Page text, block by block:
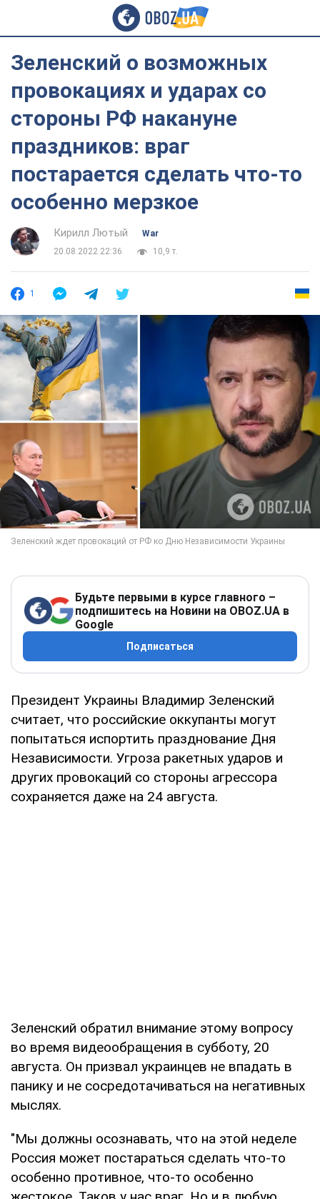
Зеленский о возможных
провокациях и ударах со
стороны РФ накануне
праздников: враг
постарается сделать что-то
особенно мерзкое
Кирилл Лютый
War
20.08.2022 22:36
10,9 т.
1
Будьте первыми в курсе главного –
подпишитесь на Новини на OBOZ.UA в
Google
Подписаться
Президент Украины Владимир Зеленский
считает, что российские оккупанты могут
попытаться испортить празднование Дня
Независимости. Угроза ракетных ударов и
других провокаций со стороны агрессора
сохраняется даже на 24 августа.
Зеленский обратил внимание этому вопросу
во время видеообращения в субботу, 20
августа. Он призвал украинцев не впадать в
панику и не сосредотачиваться на негативных
мыслях.
"Мы должны осознавать, что на этой неделе
Россия может постараться сделать что-то
особенно противное, что-то особенно